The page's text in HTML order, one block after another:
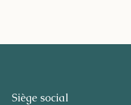
Siège social